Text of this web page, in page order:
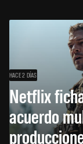
HACE 2 DÍAS
Netflix
acuerdo